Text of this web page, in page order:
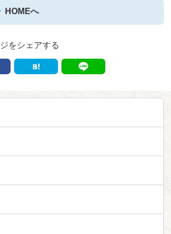
HOMEへ
をシェアする